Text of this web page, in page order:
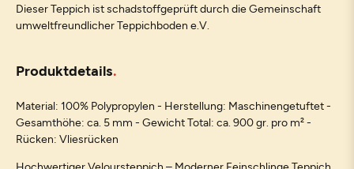
Dieser Teppich ist schadstoffgeprüft durch die Gemeinschaft
umweltfreundlicher Teppichboden e.V.
Produktdetails
Material: 100% Polypropylen - Herstellung: Maschinengetuftet -
Gesamthöhe: ca. 5 mm - Gewicht Total: ca. 900 gr. pro m² -
Rücken: Vliesrücken
Hochwertiger Veloursteppich – Moderner Feinschlinge Teppich